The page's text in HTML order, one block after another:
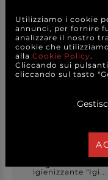
igienizzante "Igi...
Utilizziamo i cookie
annunci, per fornire
analizzare il nostro
cookie che
alla Cookie Policy.
Cliccando sui
cliccando sul tasto